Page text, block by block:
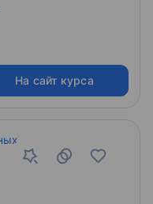
На сайт курса